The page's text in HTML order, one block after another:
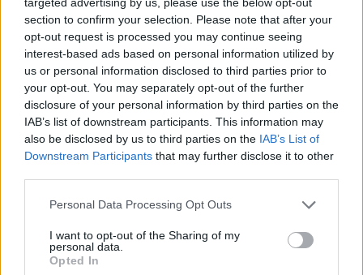
section to confirm your selection. Please note that after your
opt-out request is processed you may continue seeing
interest-based ads based on personal information utilized by
us or personal information disclosed to third parties prior to
your opt-out. You may separately opt-out of the further
disclosure of your personal information by third parties on the
IAB’s list of downstream participants. This information may
also be disclosed by us to third parties on the IAB’s List of
Downstream Participants that may further disclose it to other
Please note that this website/app uses one or more Google
not limited to your visit or usage behaviour. You may click to
grant or deny consent to Google and its third-party tags to
use your data for below specified purposes in below Google
Personal Data Processing Opt Outs
I want to opt-out of the Sharing of my
personal data.
Opted In
για μένα ανεξήγητες-, είχαμε και καλές
συνεργασίες. Και εφόσον η κοινωνική αναγκαιότητα
είναι η πολιτική αλλαγή και προοδευτική
προοπτική, πρέπει ο καθένας και η καθεμία να
αναλάβουμε τις ευθύνες μας».
Ο κ. Φάμελλος κατηγόρησε τον Κυριάκο
Μητσοτάκη. Αναφερόμενος στην ομιλία του
πρωθυπουργού στα εγκαίνια της 89ης ΔΕΘ είπε ότι
παραμένει αμετακίνητος και αμετανόητος, στην
ίδια πολιτική, στην ίδια ταξική και - επιτρέψτε μου